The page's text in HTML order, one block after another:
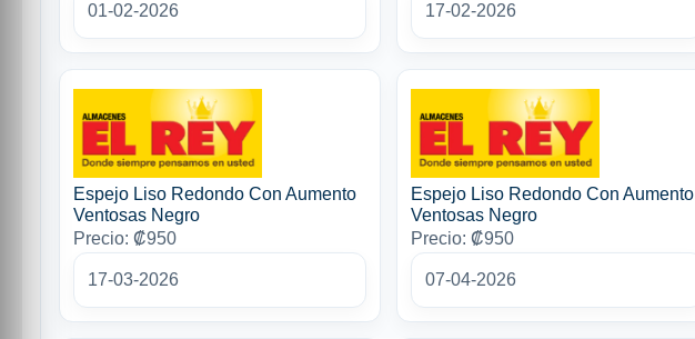
01-02-2026 17-02-2026
Espejo Liso Redondo Con Aumento
Ventosas Negro
Precio: ₡950
17-03-2026
Espejo Liso Redondo Con Aumento
Ventosas Negro
Precio: ₡950
07-04-2026